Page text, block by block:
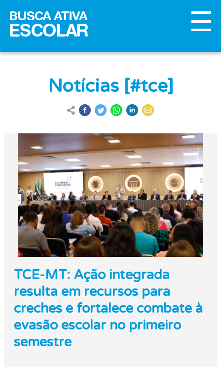
Notícias [#tce]
TCE-MT: Ação integrada
resulta em recursos para
creches e fortalece combate à
evasão escolar no primeiro
semestre